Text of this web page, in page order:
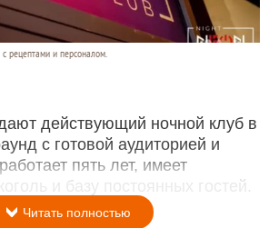
рецептами и персоналом.
действующий ночной клуб в
с готовой аудиторией и
пять лет, имеет
и базу постоянных гостей.
Читать полностью